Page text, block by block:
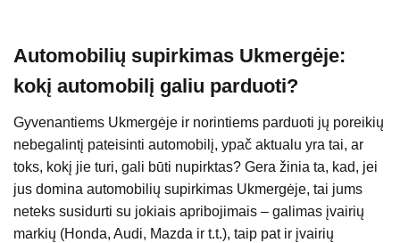
Automobilių supirkimas Ukmergėje:
kokį automobilį galiu parduoti?
Gyvenantiems Ukmergėje ir norintiems parduoti jų poreikių
nebegalintį pateisinti automobilį, ypač aktualu yra tai, ar
toks, kokį jie turi, gali būti nupirktas? Gera žinia ta, kad, jei
jus domina automobilių supirkimas Ukmergėje, tai jums
neteks susidurti su jokiais apribojimais – galimas įvairių
markių (Honda, Audi, Mazda ir t.t.), taip pat ir įvairių